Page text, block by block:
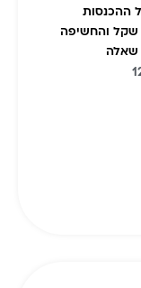
לעומת סוף 2025, אבל ההכנסות
ל-1.71 מיליארד שקל והחשיפה
שאלה